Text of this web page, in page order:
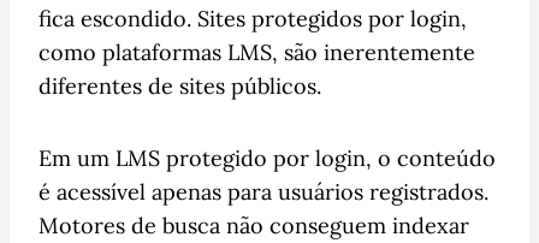
fica escondido. Sites protegidos por login,
como plataformas LMS, são inerentemente
diferentes de sites públicos.
Em um LMS protegido por login, o conteúdo
é acessível apenas para usuários registrados.
Motores de busca não conseguem indexar